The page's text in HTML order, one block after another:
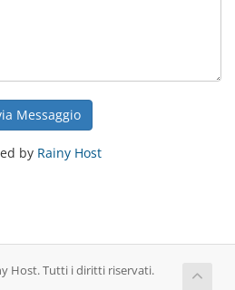
Messaggio
by Rainy Host
Host. Tutti i diritti riservati.